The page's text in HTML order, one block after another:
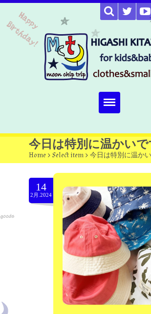
Home
about
Select item
omutucake
moon chip trip original
my account
minna kitchen komeco
今日は特別に温かいで
Home > Select item > 今日は特別に温かい
14
2月.2024